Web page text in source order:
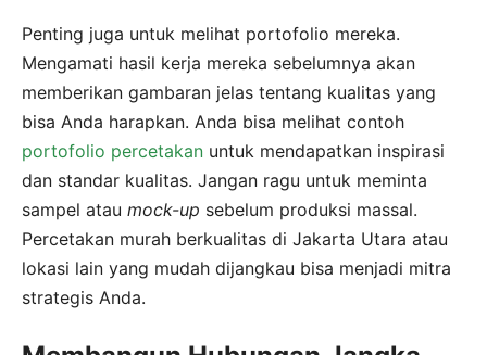
Penting juga untuk melihat portofolio mereka.
Mengamati hasil kerja mereka sebelumnya akan
memberikan gambaran jelas tentang kualitas yang
bisa Anda harapkan. Anda bisa melihat contoh
portofolio percetakan untuk mendapatkan inspirasi
dan standar kualitas. Jangan ragu untuk meminta
sampel atau mock-up sebelum produksi massal.
Percetakan murah berkualitas di Jakarta Utara atau
lokasi lain yang mudah dijangkau bisa menjadi mitra
strategis Anda.